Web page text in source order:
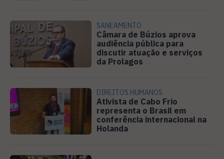
SANEAMENTO
Câmara de Búzios aprova
audiência pública para
discutir atuação e serviços
da Prolagos
DIREITOS HUMANOS
Ativista de Cabo Frio
representa o Brasil em
conferência internacional na
Holanda